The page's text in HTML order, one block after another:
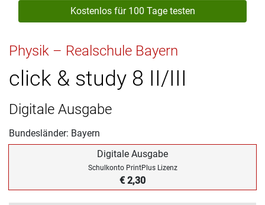
Kostenlos für 100 Tage testen
Physik – Realschule Bayern
click & study 8 II/III
Digitale Ausgabe
Bundesländer: Bayern
Digitale Ausgabe
Schulkonto PrintPlus Lizenz
€ 2,30